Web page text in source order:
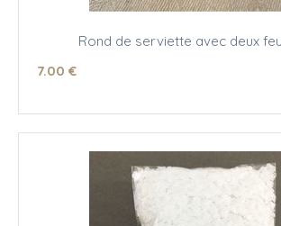
Rond de serviette avec deux
7.00 €